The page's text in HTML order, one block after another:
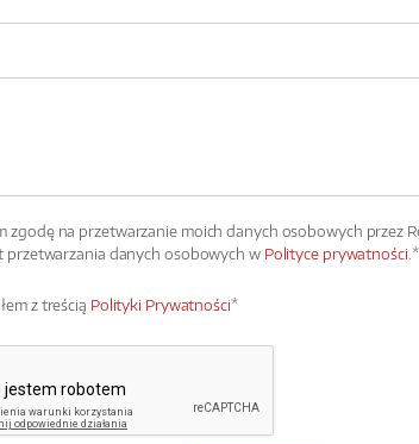
zgodę na przetwarzanie moich danych osobowych przez
przetwarzania danych osobowych w Polityce prywatności.*
z treścią Polityki Prywatności*